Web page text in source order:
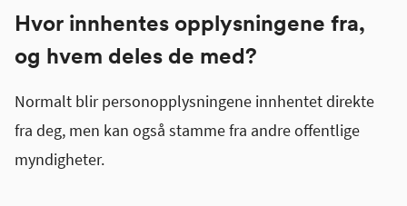
Hvor innhentes opplysningene fra,
og hvem deles de med?
Normalt blir personopplysningene innhentet direkte
fra deg, men kan også stamme fra andre offentlige
myndigheter.